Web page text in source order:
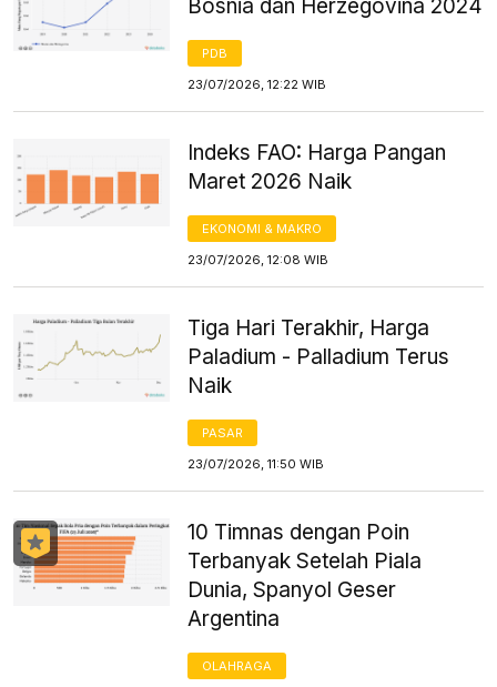
Bosnia dan Herzegovina 2024
PDB
23/07/2026, 12:22 WIB
Indeks FAO: Harga Pangan
Maret 2026 Naik
EKONOMI & MAKRO
23/07/2026, 12:08 WIB
Tiga Hari Terakhir, Harga
Paladium - Palladium Terus
Naik
PASAR
23/07/2026, 11:50 WIB
10 Timnas dengan Poin
Terbanyak Setelah Piala
Dunia, Spanyol Geser
Argentina
OLAHRAGA